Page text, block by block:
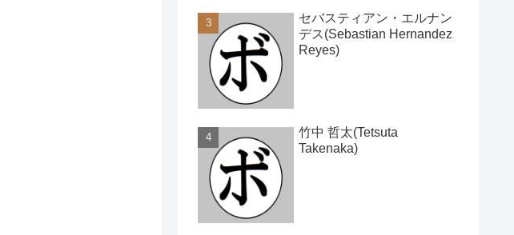
セバスティアン・エルナン
デス(Sebastian Hernandez
Reyes)
竹中 哲太(Tetsuta
Takenaka)